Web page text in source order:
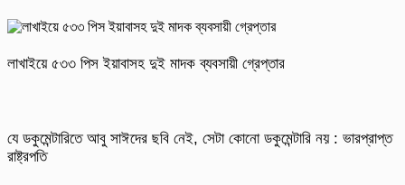
লাখাইয়ে ৫৩৩ পিস ইয়াবাসহ দুই মাদক ব্যবসায়ী গ্রেপ্তার
যে ডকুমেন্টারিতে আবু সাঈদের ছবি নেই, সেটা কোনো ডকুমেন্টারি নয় : ভারপ্রাপ্ত
রাষ্ট্রপতি